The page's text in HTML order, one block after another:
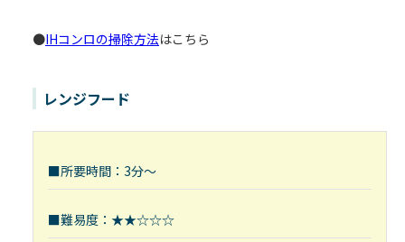
●IHコンロの掃除方法はこちら
レンジフード
■所要時間：3分～
■難易度：★★☆☆☆